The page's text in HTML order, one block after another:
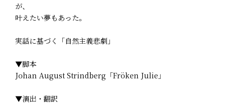
が、
叶えたい夢もあった。
実話に基づく「自然主義悲劇」
▼脚本
Johan August Strindberg「Fröken Julie」
▼演出・翻訳